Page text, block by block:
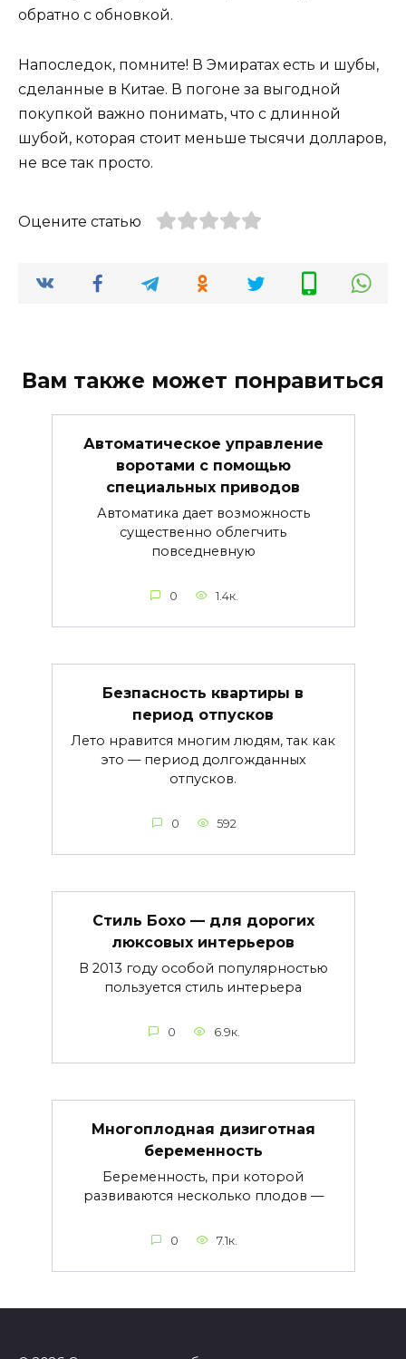
обратно с обновкой.
Напоследок, помните! В Эмиратах есть и шубы,
сделанные в Китае. В погоне за выгодной
покупкой важно понимать, что с длинной
шубой, которая стоит меньше тысячи долларов,
не все так просто.
Оцените статью
Вам также может понравиться
Автоматическое управление
воротами с помощью
специальных приводов
Автоматика дает возможность
существенно облегчить
повседневную
0 1.4к.
Безпасность квартиры в
период отпусков
Лето нравится многим людям, так как
это — период долгожданных
отпусков.
0 592
Стиль Бохо — для дорогих
люксовых интерьеров
В 2013 году особой популярностью
пользуется стиль интерьера
0 6.9к.
Многоплодная дизиготная
беременность
Беременность, при которой
развиваются несколько плодов —
0 7.1к.